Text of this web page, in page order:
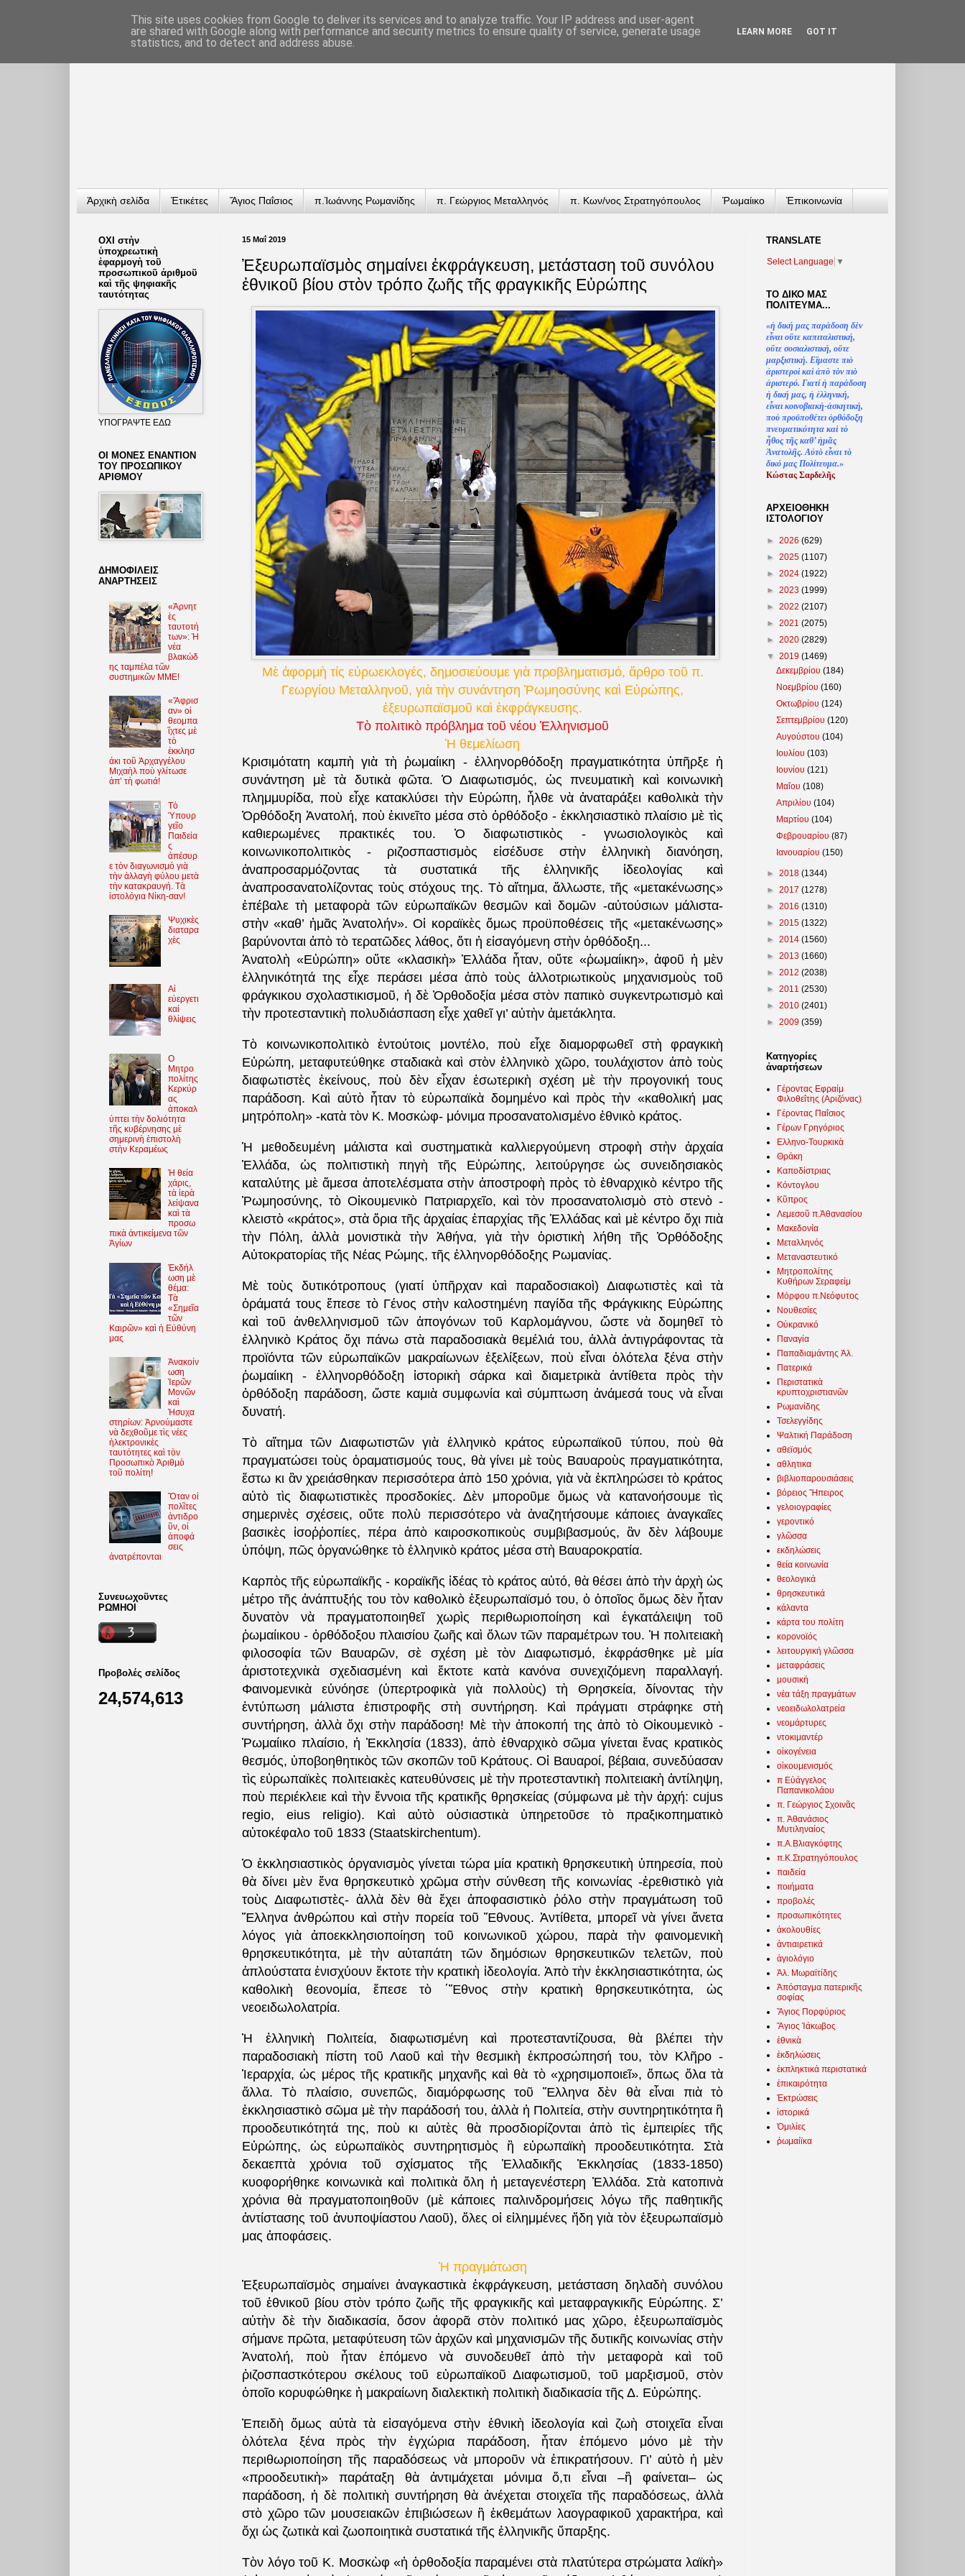
Ἀρχικὴ σελίδα Ἐτικέτες Ἅγιος Παΐσιος π.Ἰωάννης Ρωμανίδης π. Γεώργιος Μεταλληνός π. Κων/νος Στρατηγόπουλος Ῥωμαίικο Ἐπικοινωνία
15 Μαΐ 2019
Ἐξευρωπαϊσμὸς σημαίνει ἐκφράγκευση, μετάσταση τοῦ συνόλου
ἐθνικοῦ βίου στὸν τρόπο ζωῆς τῆς φραγκικῆς Εὐρώπης
Μὲ ἀφορμὴ τίς εὐρωεκλογές, δημοσιεύουμε γιὰ προβληματισμό, ἄρθρο τοῦ π.
Γεωργίου Μεταλληνοῦ, γιὰ τὴν συνάντηση Ῥωμηοσύνης καὶ Εὐρώπης,
ἐξευρωπαϊσμοῦ καὶ ἐκφράγκευσης.
Τὸ πολιτικὸ πρόβλημα τοῦ νέου Ἑλληνισμοῦ
Ἡ θεμελίωση
Κρισιμότατη καμπὴ γιὰ τὴ ῥωμαίικη - ἑλληνορθόδοξη πραγματικότητα ὑπῆρξε ἡ
συνάντηση μὲ τὰ δυτικὰ φῶτα. Ὁ Διαφωτισμός, ὡς πνευματικὴ καὶ κοινωνικὴ
πλημμυρίδα, ποὺ εἶχε κατακλύσει τὴν Εὐρώπη, ἦλθε νὰ ἀναταράξει καθολικὰ τὴν
Ὀρθόδοξη Ἀνατολή, ποὺ ἐκινεῖτο μέσα στὸ ὀρθόδοξο - ἐκκλησιαστικὸ πλαίσιο μὲ τὶς
καθιερωμένες πρακτικές του. Ὁ διαφωτιστικὸς - γνωσιολογικὸς καὶ
κοινωνικοπολιτικὸς - ριζοσπαστισμὸς εἰσέδυσε στὴν ἑλληνικὴ διανόηση,
ἀναπροσαρμόζοντας τὰ συστατικά τῆς ἑλληνικῆς ἰδεολογίας καὶ
ἀναπροσανατολίζοντας τοὺς στόχους της. Τὸ αἴτημα, ἄλλωστε, τῆς «μετακένωσης»
ἐπέβαλε τὴ μεταφορὰ τῶν εὐρωπαϊκῶν θεσμῶν καὶ δομῶν -αὐτούσιων μάλιστα-
στὴν «καθ’ ἠμᾶς Ἀνατολήν». Οἱ κοραϊκὲς ὅμως προϋποθέσεις τῆς «μετακένωσης»
βαρύνονται ἀπὸ τὸ τερατῶδες λάθος, ὅτι ἡ εἰσαγόμενη στὴν ὀρθόδοξη...
Ἀνατολὴ «Εὐρώπη» οὔτε «κλασικὴ» Ἑλλάδα ἦταν, οὔτε «ῥωμαίικη», ἀφοῦ ἡ μὲν
ἑλληνικότητά της εἶχε περάσει μέσα ἀπὸ τοὺς ἀλλοτριωτικοὺς μηχανισμοὺς τοῦ
φράγκικου σχολαστικισμοῦ, ἡ δὲ Ὀρθοδοξία μέσα στὸν παπικὸ συγκεντρωτισμὸ καὶ
τὴν προτεσταντικὴ πολυδιάσπαση εἶχε χαθεῖ γι’ αὐτὴν ἀμετάκλητα.
Τὸ κοινωνικοπολιτικὸ ἐντούτοις μοντέλο, ποὺ εἶχε διαμορφωθεῖ στὴ φραγκικὴ
Εὐρώπη, μεταφυτεύθηκε σταδιακὰ καὶ στὸν ἑλληνικὸ χῶρο, τουλάχιστον ἀπὸ τοὺς
διαφωτιστὲς ἐκείνους, ποὺ δὲν εἶχαν ἐσωτερικὴ σχέση μὲ τὴν προγονική τους
παράδοση. Καὶ αὐτὸ ἦταν τὸ εὐρωπαϊκὰ δομημένο καὶ πρὸς τὴν «καθολική μας
μητρόπολη» -κατὰ τὸν Κ. Μοσκὼφ- μόνιμα προσανατολισμένο ἐθνικὸ κράτος.
Ἡ μεθοδευμένη μάλιστα καὶ συστηματικὰ καλλιεργούμενη στροφὴ στὴν ἀρχαία
Ἑλλάδα, ὡς πολιτιστικὴ πηγὴ τῆς Εὐρώπης, λειτούργησε ὡς συνειδησιακὸς
καταλύτης μὲ ἄμεσα ἀποτελέσματα στὴν ἀποστροφὴ πρὸς τὸ ἐθναρχικὸ κέντρο τῆς
Ῥωμηοσύνης, τὸ Οἰκουμενικὸ Πατριαρχεῖο, καὶ τὸν προσανατολισμὸ στὸ στενὸ -
κλειστὸ «κράτος», στὰ ὅρια τῆς ἀρχαίας ἐπαρχίας τῆς Ἑλλάδας καὶ μὲ κέντρο ὄχι πιὰ
τὴν Πόλη, ἀλλὰ μονιστικὰ τὴν Ἀθήνα, γιὰ τὴν ὁριστικὴ λήθη τῆς Ὀρθόδοξης
Αὐτοκρατορίας τῆς Νέας Ρώμης, τῆς ἑλληνορθόδοξης Ρωμανίας.
Μὲ τοὺς δυτικότροπους (γιατί ὑπῆρχαν καὶ παραδοσιακοὶ) Διαφωτιστὲς καὶ τὰ
ὁράματά τους ἔπεσε τὸ Γένος στὴν καλοστημένη παγίδα τῆς Φράγκικης Εὐρώπης
καὶ τοῦ ἀνθελληνισμοῦ τῶν ἀπογόνων τοῦ Καρλομάγνου, ὥστε νὰ δομηθεῖ τὸ
ἑλληνικὸ Κράτος ὄχι πάνω στὰ παραδοσιακὰ θεμέλιά του, ἀλλὰ ἀντιγράφοντας τὰ
προϊόντα τῶν εὐρωπαϊκῶν μακραίωνων ἐξελίξεων, ποὺ εἶναι ὁλότελα ξένα στὴν
ῥωμαίικη - ἑλληνορθόδοξη ἱστορικὴ σάρκα καὶ διαμετρικὰ ἀντίθετα πρὸς τὴν
ὀρθόδοξη παράδοση, ὥστε καμιὰ συμφωνία καὶ σύμπτωση ἀνάμεσά τους νὰ εἶναι
δυνατή.
Τὸ αἴτημα τῶν Διαφωτιστῶν γιὰ ἑλληνικὸ κράτος εὐρωπαϊκοῦ τύπου, ποὺ θὰ
πραγματώσει τοὺς ὁραματισμούς τους, θὰ γίνει μὲ τοὺς Βαυαροὺς πραγματικότητα,
ἔστω κι ἂν χρειάσθηκαν περισσότερα ἀπὸ 150 χρόνια, γιὰ νὰ ἐκπληρώσει τὸ κράτος
αὐτὸ τὶς διαφωτιστικὲς προσδοκίες. Δὲν μποροῦμε ὅμως νὰ κατανοήσουμε τὶς
σημερινὲς σχέσεις, οὔτε πολὺ περισσότερο νὰ ἀναζητήσουμε κάποιες ἀναγκαῖες
βασικὲς ἰσοῤῥοπίες, πέρα ἀπὸ καιροσκοπικοὺς συμβιβασμούς, ἂν δὲν λάβουμε
ὑπόψη, πῶς ὀργανώθηκε τὸ ἑλληνικὸ κράτος μέσα στὴ Βαυαροκρατία.
Καρπὸς τῆς εὐρωπαϊκῆς - κοραϊκῆς ἰδέας τὸ κράτος αὐτό, θὰ θέσει ἀπὸ τὴν ἀρχὴ ὡς
μέτρο τῆς ἀνάπτυξής του τὸν καθολικὸ ἐξευρωπαϊσμό του, ὁ ὁποῖος ὅμως δὲν ἦταν
δυνατὸν νὰ πραγματοποιηθεῖ χωρὶς περιθωριοποίηση καὶ ἐγκατάλειψη τοῦ
ῥωμαίικου - ὀρθόδοξου πλαισίου ζωῆς καὶ ὅλων τῶν παραμέτρων του. Ἡ πολιτειακὴ
φιλοσοφία τῶν Βαυαρῶν, σὲ σχέση μὲ τὸν Διαφωτισμό, ἐκφράσθηκε μὲ μία
ἀριστοτεχνικὰ σχεδιασμένη καὶ ἔκτοτε κατὰ κανόνα συνεχιζόμενη παραλλαγή.
Φαινομενικὰ εὐνόησε (ὑπερτροφικὰ γιὰ πολλοὺς) τὴ Θρησκεία, δίνοντας τὴν
ἐντύπωση μάλιστα ἐπιστροφῆς στὴ συντήρηση. Καὶ πράγματι στράφηκε στὴ
συντήρηση, ἀλλὰ ὄχι στὴν παράδοση! Μὲ τὴν ἀποκοπή της ἀπὸ τὸ Οἰκουμενικὸ -
Ῥωμαίικο πλαίσιο, ἡ Ἐκκλησία (1833), ἀπὸ ἐθναρχικὸ σῶμα γίνεται ἕνας κρατικὸς
θεσμός, ὑποβοηθητικὸς τῶν σκοπῶν τοῦ Κράτους. Οἱ Βαυαροί, βέβαια, συνεδύασαν
τὶς εὐρωπαϊκὲς πολιτειακὲς κατευθύνσεις μὲ τὴν προτεσταντικὴ πολιτειακὴ ἀντίληψη,
ποὺ περιέκλειε καὶ τὴν ἔννοια τῆς κρατικῆς θρησκείας (σύμφωνα μὲ τὴν ἀρχή: cujus
regio, eius religio). Καὶ αὐτὸ οὐσιαστικὰ ὑπηρετοῦσε τὸ πραξικοπηματικὸ
αὐτοκέφαλο τοῦ 1833 (Staatskirchentum).
Ὁ ἐκκλησιαστικὸς ὀργανισμὸς γίνεται τώρα μία κρατικὴ θρησκευτικὴ ὑπηρεσία, ποὺ
θὰ δίνει μὲν ἕνα θρησκευτικὸ χρῶμα στὴν σύνθεση τῆς κοινωνίας -ἐρεθιστικὸ γιὰ
τοὺς Διαφωτιστὲς- ἀλλὰ δὲν θὰ ἔχει ἀποφασιστικὸ ῥόλο στὴν πραγμάτωση τοῦ
Ἕλληνα ἀνθρώπου καὶ στὴν πορεία τοῦ Ἔθνους. Ἀντίθετα, μπορεῖ νὰ γίνει ἄνετα
λόγος γιὰ ἀποεκκλησιοποίηση τοῦ κοινωνικοῦ χώρου, παρὰ τὴν φαινομενικὴ
θρησκευτικότητα, μὲ τὴν αὐταπάτη τῶν δημόσιων θρησκευτικῶν τελετῶν, ποὺ
ἁπλούστατα ἐνισχύουν ἔκτοτε τὴν κρατικὴ ἰδεολογία. Ἀπὸ τὴν ἐκκλησιαστικότητα, ὡς
καθολικὴ θεονομία, ἔπεσε τὸ ΄Ἔθνος στὴν κρατικὴ θρησκευτικότητα, ὡς
νεοειδωλολατρία.
Ἡ ἑλληνικὴ Πολιτεία, διαφωτισμένη καὶ προτεσταντίζουσα, θὰ βλέπει τὴν
παραδοσιακὴ πίστη τοῦ Λαοῦ καὶ τὴν θεσμικὴ ἐκπροσώπησή του, τὸν Κλῆρο -
Ἱεραρχία, ὡς μέρος τῆς κρατικῆς μηχανῆς καὶ θὰ τὸ «χρησιμοποιεῖ», ὅπως ὅλα τὰ
ἄλλα. Τὸ πλαίσιο, συνεπῶς, διαμόρφωσης τοῦ Ἕλληνα δὲν θὰ εἶναι πιὰ τὸ
ἐκκλησιαστικὸ σῶμα μὲ τὴν παράδοσή του, ἀλλὰ ἡ Πολιτεία, στὴν συντηρητικότητα ἢ
προοδευτικότητά της, ποὺ κι αὐτὲς θὰ προσδιορίζονται ἀπὸ τὶς ἐμπειρίες τῆς
Εὐρώπης, ὡς εὐρωπαϊκὸς συντηρητισμὸς ἢ εὐρωπαϊκὴ προοδευτικότητα. Στὰ
δεκαεπτὰ χρόνια τοῦ σχίσματος τῆς Ἑλλαδικῆς Ἐκκλησίας (1833-1850)
κυοφορήθηκε κοινωνικὰ καὶ πολιτικὰ ὅλη ἡ μεταγενέστερη Ἑλλάδα. Στὰ κατοπινὰ
χρόνια θὰ πραγματοποιηθοῦν (μὲ κάποιες παλινδρομήσεις λόγω τῆς παθητικῆς
ἀντίστασης τοῦ ἀνυποψίαστου Λαοῦ), ὅλες οἱ εἰλημμένες ἤδη γιὰ τὸν ἐξευρωπαϊσμὸ
μας ἀποφάσεις.
Ἡ πραγμάτωση
Ἐξευρωπαϊσμὸς σημαίνει ἀναγκαστικὰ ἐκφράγκευση, μετάσταση δηλαδὴ συνόλου
τοῦ ἐθνικοῦ βίου στὸν τρόπο ζωῆς τῆς φραγκικῆς καὶ μεταφραγκικῆς Εὐρώπης. Σ’
αὐτὴν δὲ τὴν διαδικασία, ὅσον ἀφορᾶ στὸν πολιτικό μας χῶρο, ἐξευρωπαϊσμὸς
σήμανε πρῶτα, μεταφύτευση τῶν ἀρχῶν καὶ μηχανισμῶν τῆς δυτικῆς κοινωνίας στὴν
Ἀνατολή, ποὺ ἦταν ἑπόμενο νὰ συνοδευθεῖ ἀπὸ τὴν μεταφορὰ καὶ τοῦ
ῥιζοσπαστκότερου σκέλους τοῦ εὐρωπαϊκοῦ Διαφωτισμοῦ, τοῦ μαρξισμοῦ, στὸν
ὁποῖο κορυφώθηκε ἡ μακραίωνη διαλεκτικὴ πολιτικὴ διαδικασία τῆς Δ. Εὐρώπης.
Ἐπειδὴ ὅμως αὐτὰ τὰ εἰσαγόμενα στὴν ἐθνικὴ ἰδεολογία καὶ ζωὴ στοιχεῖα εἶναι
ὁλότελα ξένα πρὸς τὴν ἐγχώρια παράδοση, ἦταν ἑπόμενο μόνο μὲ τὴν
περιθωριοποίηση τῆς παραδόσεως νὰ μποροῦν νὰ ἐπικρατήσουν. Γι’ αὐτὸ ἡ μὲν
«προοδευτικὴ» παράταξη θὰ ἀντιμάχεται μόνιμα ὅ,τι εἶναι –ἢ φαίνεται– ὡς
παράδοση, ἡ δὲ πολιτικὴ συντήρηση θὰ ἀνέχεται στοιχεῖα τῆς παραδόσεως, ἀλλὰ
στὸ χῶρο τῶν μουσειακῶν ἐπιβιώσεων ἢ ἐκθεμάτων λαογραφικοῦ χαρακτήρα, καὶ
ὄχι ὡς ζωτικὰ καὶ ζωοποιητικὰ συστατικά τῆς ἑλληνικῆς ὕπαρξης.
Τὸν λόγο τοῦ Κ. Μοσκὼφ «ἡ ὀρθοδοξία παραμένει στὰ πλατύτερα στρώματα λαϊκὴ»
ΟΧΙ στὴν
ὑποχρεωτικὴ
ἐφαρμογὴ τοῦ
προσωπικοῦ ἀριθμοῦ
καὶ τῆς ψηφιακῆς
ταυτότητας
ΥΠΟΓΡΑΨΤΕ ΕΔΩ
ΟΙ ΜΟΝΕΣ ΕΝΑΝΤΙΟΝ
ΤΟΥ ΠΡΟΣΩΠΙΚΟΥ
ΑΡΙΘΜΟΥ
ΔΗΜΟΦΙΛΕΙΣ
ΑΝΑΡΤΗΣΕΙΣ
«Ἀρνητ
ὲς
ταυτοτή
των»: Ἡ
νέα
βλακώδ
ης ταμπέλα τῶν
συστημικῶν ΜΜΕ!
«Ἄφρισ
αν» οἱ
θεομπα
ῖχτες μὲ
τὸ
ἐκκλησ
άκι τοῦ Ἀρχαγγέλου
Μιχαὴλ ποὺ γλίτωσε
ἀπ’ τὴ φωτιά!
Τὸ
Ὑπουρ
γεῖο
Παιδεία
ς
ἀπέσυρ
ε τὸν διαγωνισμὸ γιὰ
τὴν ἀλλαγὴ φύλου μετὰ
τὴν κατακραυγή. Τὰ
ἱστολόγια Νίκη-σαν!
Ψυχικὲς
διαταρα
χὲς
Αἱ
εὐεργετι
καί
θλίψεις
O
Μητρο
πολίτης
Κερκύρ
ας
ἀποκαλ
ύπτει τὴν δολιότητα
τῆς κυβέρνησης μὲ
σημερινὴ ἐπιστολὴ
στὴν Κεραμέως
Ἡ θεία
χάρις,
τὰ ἱερὰ
λείψανα
καὶ τὰ
προσω
πικὰ ἀντικείμενα τῶν
Ἁγίων
Ἐκδήλ
ωση μὲ
θέμα:
Τὰ
«Σημεῖα
τῶν
Καιρῶν» καὶ ἡ Εὐθύνη
μας
Ἀνακοίν
ωση
Ἱερῶν
Μονῶν
καὶ
Ἡσυχα
στηρίων: Ἀρνούμαστε
νὰ δεχθοῦμε τὶς νέες
ἠλεκτρονικὲς
ταυτότητες καὶ τὸν
Προσωπικὸ Ἀριθμὸ
τοῦ πολίτη!
Ὅταν οἱ
πολῖτες
ἀντιδρο
ῦν, οἱ
ἀποφά
σεις
ἀνατρέπονται
Συνευωχοῦντες
ΡΩΜΗΟΙ
Προβολές σελίδος
24,574,613
TRANSLATΕ
Select Language ▼
ΤΟ ΔΙΚΟ ΜΑΣ
ΠΟΛΙΤΕΥΜΑ...
«ἡ δική μας παράδοση δὲν
εἶναι οὔτε καπιταλιστική,
οὔτε σοσιαλιστική, οὔτε
μαρξιστική. Εἴμαστε πιὸ
ἀριστεροὶ καὶ ἀπὸ τὸν πιὸ
ἀριστερό. Γιατίἡ παράδοση
ἡ δική μας, ἡ ἑλληνική,
εἶναι κοινοβιακὴ-ἀσκητική,
ποὺ προϋποθέτει ὀρθόδοξη
πνευματικότητα καὶ τὸ
ἦθος τῆς καθ’ἠμᾶς
Ἀνατολῆς. Αὐτὸ εἶναι τὸ
δικό μας Πολίτευμα.»
Κώστας Σαρδελῆς
ΑΡΧΕΙΟΘΗΚΗ
ΙΣΤΟΛΟΓΙΟΥ
► 2026 (629)
► 2025 (1107)
► 2024 (1922)
► 2023 (1999)
► 2022 (2107)
► 2021 (2075)
► 2020 (2829)
▼ 2019 (1469)
Δεκεμβρίου(184)
Νοεμβρίου(160)
Οκτωβρίου(124)
Σεπτεμβρίου(120)
Αυγούστου(104)
Ιουλίου(103)
Ιουνίου(121)
Μαΐου(108)
Απριλίου(104)
Μαρτίου(104)
Φεβρουαρίου(87)
Ιανουαρίου(150)
► 2018 (1344)
► 2017 (1278)
► 2016 (1310)
► 2015 (1322)
► 2014 (1560)
► 2013 (1660)
► 2012 (2038)
► 2011 (2530)
► 2010 (2401)
► 2009 (359)
Κατηγορίες
ἀναρτήσεων
Γέροντας Εφραίμ
Φιλοθεΐτης (Αριζόνας)
Γέροντας Παΐσιος
Γέρων Γρηγόριος
Ελληνο-Τουρκικὰ
Θράκη
Καποδίστριας
Κόντογλου
Κῦπρος
Λεμεσοῦ π.Ἀθανασίου
Μακεδονία
Μεταλληνός
Μεταναστευτικό
Μητροπολίτης
Κυθήρων Σεραφείμ
Μόρφου π.Νεόφυτος
Νουθεσίες
Οὐκρανικό
Παναγία
Παπαδιαμάντης Ἀλ.
Πατερικά
Περιστατικὰ
κρυπτοχριστιανῶν
Ρωμανίδης
Τσελεγγίδης
Ψαλτική Παράδοση
αθεϊσμός
αθλητικα
βιβλιοπαρουσιάσεις
βόρειος Ἤπειρος
γελοιογραφίες
γεροντικό
γλῶσσα
εκδηλώσεις
θεία κοινωνία
θεολογικά
θρησκευτικά
κάλαντα
κάρτα του πολίτη
κορονοϊός
λειτουργική γλῶσσα
μεταφράσεις
μουσική
νέα τάξη πραγμάτων
νεοειδωλολατρεία
νεομάρτυρες
ντοκιμαντέρ
οἰκογένεια
οἰκουμενισμός
π Εὐάγγελος
Παπανικολάου
π. Γεώργιος Σχοινᾶς
π. Ἀθανάσιος
Μυτιληναίος
π.Α.Βλιαγκόφτης
π.Κ.Στρατηγόπουλος
παιδεία
ποιήματα
προβολές
προσωπικότητες
ἀκολουθίες
ἀντιαιρετικά
ἁγιολόγιο
Ἀλ. Μωραϊτίδης
Ἀπόσταγμα πατερικῆς
σοφίας
Ἅγιος Πορφύριος
Ἅγιος Ἰάκωβος
ἐθνικὰ
ἐκδηλώσεις
ἐκπληκτικά περιστατικά
ἐπικαιρότητα
Ἐκτρώσεις
ἱστορικά
Ὁμιλίες
ῥωμαίϊκα
This site uses cookies from Google to deliver its services and to analyze traffic. Your IP address and user-agent
are shared with Google along with performance and security metrics to ensure quality of service, generate usage
statistics, and to detect and address abuse.
LEARN MORE GOT IT